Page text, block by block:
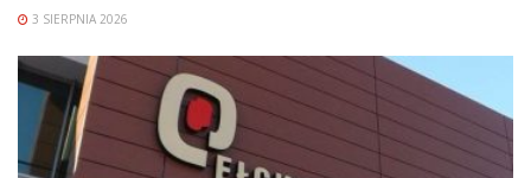
3 SIERPNIA 2026